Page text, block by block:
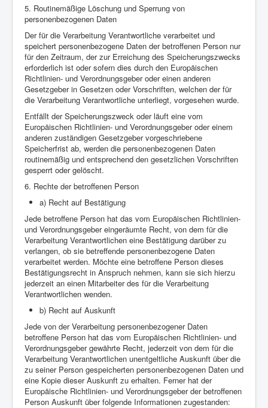
5. Routinemäßige Löschung und Sperrung von
personenbezogenen Daten
Der für die Verarbeitung Verantwortliche verarbeitet und
speichert personenbezogene Daten der betroffenen Person nur
für den Zeitraum, der zur Erreichung des Speicherungszwecks
erforderlich ist oder sofern dies durch den Europäischen
Richtlinien- und Verordnungsgeber oder einen anderen
Gesetzgeber in Gesetzen oder Vorschriften, welchen der für
die Verarbeitung Verantwortliche unterliegt, vorgesehen wurde.
Entfällt der Speicherungszweck oder läuft eine vom
Europäischen Richtlinien- und Verordnungsgeber oder einem
anderen zuständigen Gesetzgeber vorgeschriebene
Speicherfrist ab, werden die personenbezogenen Daten
routinemäßig und entsprechend den gesetzlichen Vorschriften
gesperrt oder gelöscht.
6. Rechte der betroffenen Person
a) Recht auf Bestätigung
Jede betroffene Person hat das vom Europäischen Richtlinien-
und Verordnungsgeber eingeräumte Recht, von dem für die
Verarbeitung Verantwortlichen eine Bestätigung darüber zu
verlangen, ob sie betreffende personenbezogene Daten
verarbeitet werden. Möchte eine betroffene Person dieses
Bestätigungsrecht in Anspruch nehmen, kann sie sich hierzu
jederzeit an einen Mitarbeiter des für die Verarbeitung
Verantwortlichen wenden.
b) Recht auf Auskunft
Jede von der Verarbeitung personenbezogener Daten
betroffene Person hat das vom Europäischen Richtlinien- und
Verordnungsgeber gewährte Recht, jederzeit von dem für die
Verarbeitung Verantwortlichen unentgeltliche Auskunft über die
zu seiner Person gespeicherten personenbezogenen Daten und
eine Kopie dieser Auskunft zu erhalten. Ferner hat der
Europäische Richtlinien- und Verordnungsgeber der betroffenen
Person Auskunft über folgende Informationen zugestanden: